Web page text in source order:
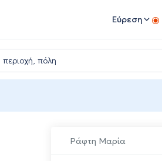
Εύρεση
Ράφτη Μαρία